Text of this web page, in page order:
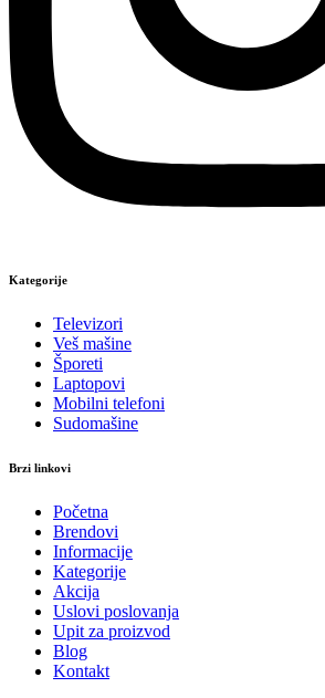
Kategorije
Televizori
Veš mašine
Šporeti
Laptopovi
Mobilni telefoni
Sudomašine
Brzi linkovi
Početna
Brendovi
Informacije
Kategorije
Akcija
Uslovi poslovanja
Upit za proizvod
Blog
Kontakt